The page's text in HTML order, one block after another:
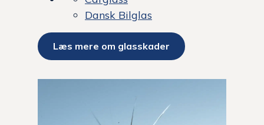
Dansk Bilglas
Læs mere om glasskader